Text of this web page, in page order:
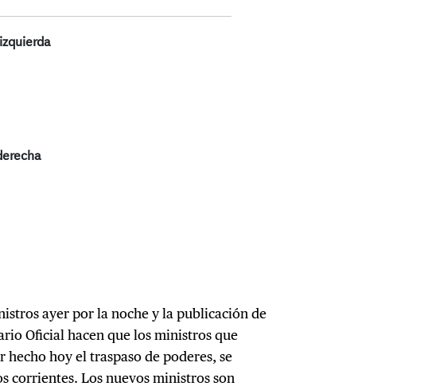
ayer por la noche y la publicación de
Oficial hacen que los ministros que
hoy el traspaso de poderes, se
corrientes. Los nuevos ministros son